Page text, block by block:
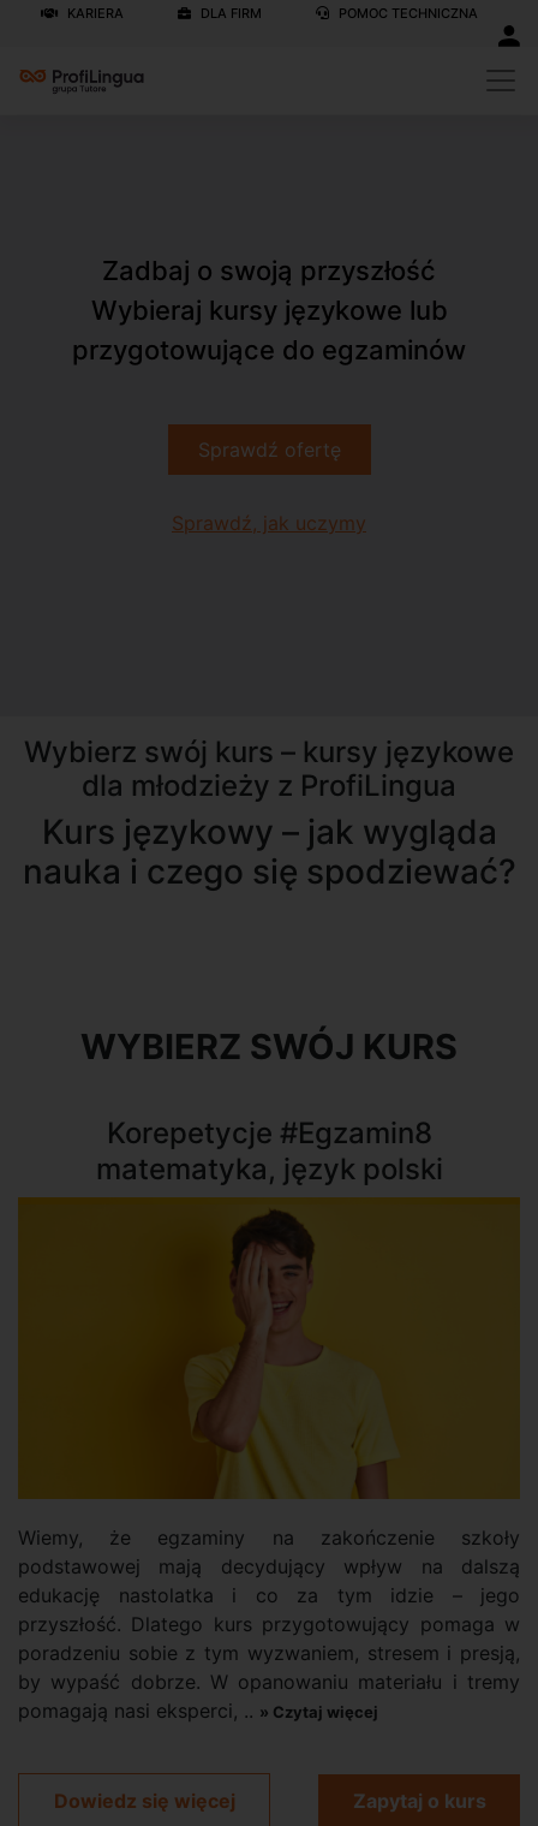
KARIERA DLA FIRM POMOC TECHNICZNA
Zadbaj o swoją przyszłość
Wybieraj kursy językowe lub
przygotowujące do egzaminów
Sprawdź ofertę
Sprawdź, jak uczymy
Wybierz swój kurs – kursy językowe
dla młodzieży z ProfiLingua
Kurs językowy – jak wygląda
nauka i czego się spodziewać?
WYBIERZ SWÓJ KURS
Korepetycje #Egzamin8
matematyka, język polski
Wiemy, że egzaminy na zakończenie szkoły
podstawowej mają decydujący wpływ na dalszą
edukację nastolatka i co za tym idzie – jego
przyszłość. Dlatego kurs przygotowujący pomaga w
poradzeniu sobie z tym wyzwaniem, stresem i presją,
by wypaść dobrze. W opanowaniu materiału i tremy
pomagają nasi eksperci, .. » Czytaj więcej
Dowiedz się więcej Zapytaj o kurs